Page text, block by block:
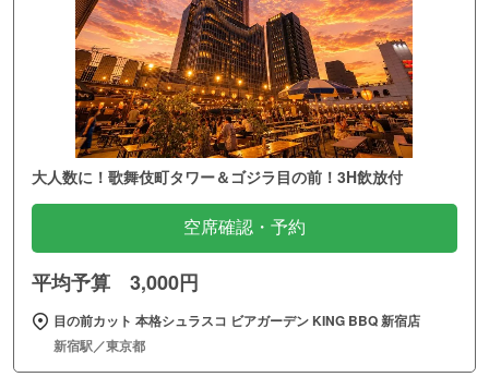
大人数に！歌舞伎町タワー＆ゴジラ目の前！3H飲放付
空席確認・予約
平均予算 3,000円
目の前カット 本格シュラスコ ビアガーデン KING BBQ 新宿店
新宿駅／東京都